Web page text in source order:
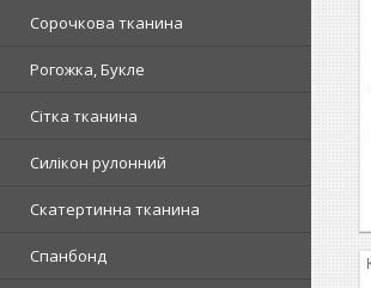
Сорочкова тканина
Рогожка, Букле
Сітка тканина
Силікон рулонний
Скатертинна тканина
Спанбонд